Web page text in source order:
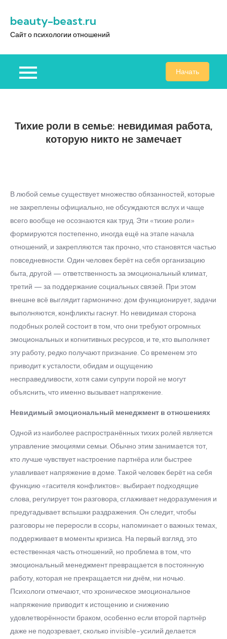
содержимому
beauty-beast.ru
Сайт о психологии отношений
Начать
Тихие роли в семье: невидимая работа,
которую никто не замечает
В любой семье существует множество обязанностей, которые
не закреплены официально, не обсуждаются вслух и чаще
всего вообще не осознаются как труд. Эти «тихие роли»
формируются постепенно, иногда ещё на этапе начала
отношений, и закрепляются так прочно, что становятся частью
повседневности. Один человек берёт на себя организацию
быта, другой — ответственность за эмоциональный климат,
третий — за поддержание социальных связей. При этом
внешне всё выглядит гармонично: дом функционирует, задачи
выполняются, конфликты гаснут. Но невидимая сторона
подобных ролей состоит в том, что они требуют огромных
эмоциональных и когнитивных ресурсов, и те, кто выполняет
эту работу, редко получают признание. Со временем это
приводит к усталости, обидам и ощущению
несправедливости, хотя сами супруги порой не могут
объяснить, что именно вызывает напряжение.
Невидимый эмоциональный менеджмент в отношениях
Одной из наиболее распространённых тихих ролей является
управление эмоциями семьи. Обычно этим занимается тот,
кто лучше чувствует настроение партнёра или быстрее
улавливает напряжение в доме. Такой человек берёт на себя
функцию «гасителя конфликтов»: выбирает подходящие
слова, регулирует тон разговора, сглаживает недоразумения и
предугадывает вспышки раздражения. Он следит, чтобы
разговоры не переросли в ссоры, напоминает о важных темах,
поддерживает в моменты кризиса. На первый взгляд, это
естественная часть отношений, но проблема в том, что
эмоциональный менеджмент превращается в постоянную
работу, которая не прекращается ни днём, ни ночью.
Психологи отмечают, что хроническое эмоциональное
напряжение приводит к истощению и снижению
удовлетворённости браком, особенно если второй партнёр
даже не подозревает, сколько invisible-усилий делается